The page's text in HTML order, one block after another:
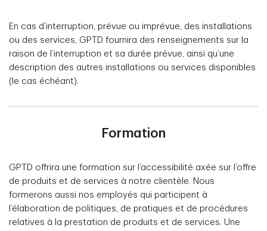
En cas d’interruption, prévue ou imprévue, des installations
ou des services, GPTD fournira des renseignements sur la
raison de l’interruption et sa durée prévue, ainsi qu’une
description des autres installations ou services disponibles
(le cas échéant).
Formation
GPTD offrira une formation sur l’accessibilité axée sur l’offre
de produits et de services à notre clientèle. Nous
formerons aussi nos employés qui participent à
l’élaboration de politiques, de pratiques et de procédures
relatives à la prestation de produits et de services. Une